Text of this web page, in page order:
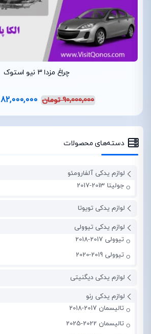
چراغ مزدا 3 نیو استوک
90,000,000 تومان 82,000,000
دسته‌های محصولات
لوازم یدکی آلفارومئو
جولیتا 2013-2017
لوازم یدکی تویوتا
لوازم یدکی تیوولی
تیوولی 2017-2018
تیوولی 2019-2020
لوازم یدکی دیگنیتی
لوازم یدکی رنو
تالیسمان 2017-2018
تالیسمان 2022-2025